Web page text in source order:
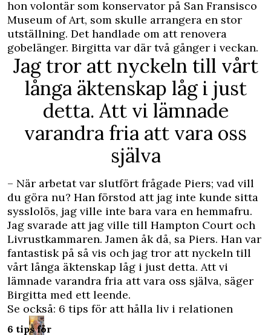
hon volontär som konservator på San Fransisco
Museum of Art, som skulle arrangera en stor
utställning. Det handlade om att renovera
gobelänger. Birgitta var där två gånger i veckan.
Jag tror att nyckeln till vårt
långa äktenskap låg i just
detta. Att vi lämnade
varandra fria att vara oss
själva
– När arbetat var slutfört frågade Piers; vad vill
du göra nu? Han förstod att jag inte kunde sitta
sysslolös, jag ville inte bara vara en hemmafru.
Jag svarade att jag ville till Hampton Court och
Livrustkammaren. Jamen åk då, sa Piers. Han var
fantastisk på så vis och jag tror att nyckeln till
vårt långa äktenskap låg i just detta. Att vi
lämnade varandra fria att vara oss själva, säger
Birgitta med ett leende.
Se också: 6 tips för att hålla liv i relationen
6 tips för